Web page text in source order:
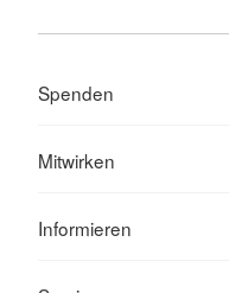
Spenden
Mitwirken
Informieren